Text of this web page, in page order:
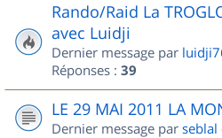
Rando/Raid La
avec Luidji
Dernier message par
Réponses : 39
LE 29 MAI 2011 LA
Dernier message par seblal